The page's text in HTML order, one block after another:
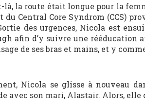
là, la route était longue pour la
du Central Core Syndrom (CCS)
des urgences, Nicola est
afin d’y suivre une
de ses bras et mains, et y
Nicola se glisse à nouveau
avec son mari, Alastair. Alors,